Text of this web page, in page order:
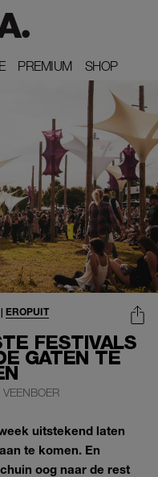
PREMIUM
PREMIUM SHOP
SHOP
FESTIVALS
GATEN TE
EROPUIT
uitstekend laten
te komen. En
oog naar de rest